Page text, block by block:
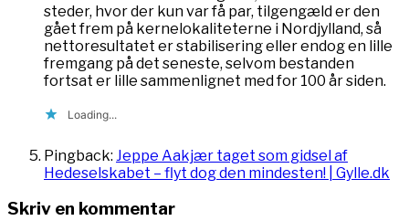
steder, hvor der kun var få par, tilgengæld er den
gået frem på kernelokaliteterne i Nordjylland, så
nettoresultatet er stabilisering eller endog en lille
fremgang på det seneste, selvom bestanden
fortsat er lille sammenlignet med for 100 år siden.
Loading...
Pingback: Jeppe Aakjær taget som gidsel af
Hedeselskabet – flyt dog den mindesten! | Gylle.dk
Skriv en kommentar